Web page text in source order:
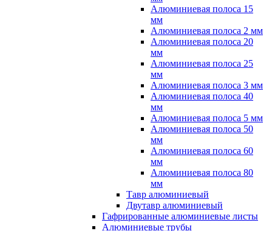
Алюминиевая полоса 15
мм
Алюминиевая полоса 2 мм
Алюминиевая полоса 20
мм
Алюминиевая полоса 25
мм
Алюминиевая полоса 3 мм
Алюминиевая полоса 40
мм
Алюминиевая полоса 5 мм
Алюминиевая полоса 50
мм
Алюминиевая полоса 60
мм
Алюминиевая полоса 80
мм
Тавр алюминиевый
Двутавр алюминиевый
Гафрированные алюминиевые листы
Алюминиевые трубы